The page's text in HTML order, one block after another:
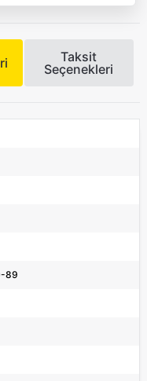
Taksit
Seçenekleri
89